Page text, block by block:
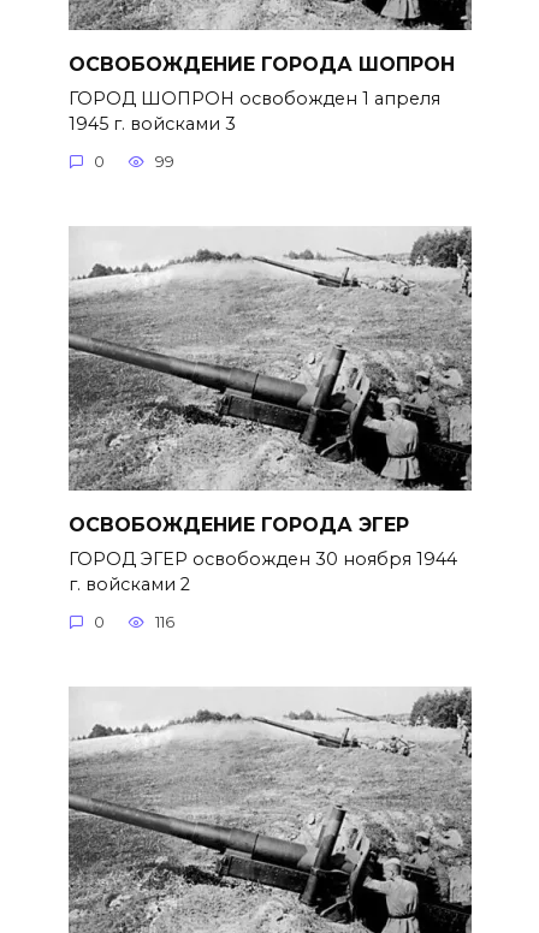
ОСВОБОЖДЕНИЕ ГОРОДА ШОПРОН
ГОРОД ШОПРОН освобожден 1 апреля
1945 г. войсками 3
0 99
ОСВОБОЖДЕНИЕ ГОРОДА ЭГЕР
ГОРОД ЭГЕР освобожден 30 ноября 1944
г. войсками 2
0 116